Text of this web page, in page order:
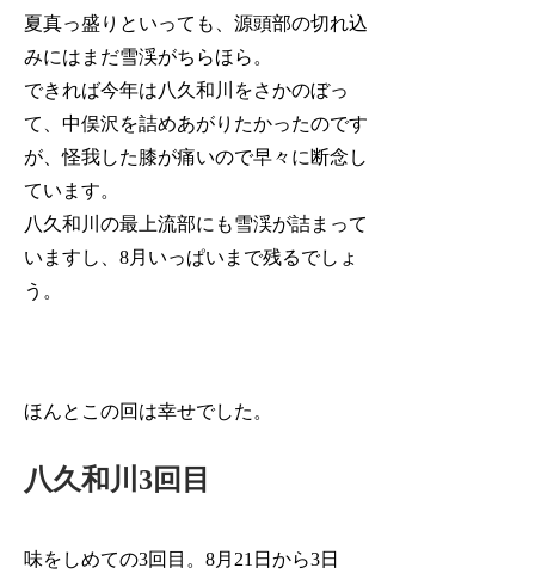
夏真っ盛りといっても、源頭部の切れ込
みにはまだ雪渓がちらほら。
できれば今年は八久和川をさかのぼっ
て、中俣沢を詰めあがりたかったのです
が、怪我した膝が痛いので早々に断念し
ています。
八久和川の最上流部にも雪渓が詰まって
いますし、8月いっぱいまで残るでしょ
う。
ほんとこの回は幸せでした。
八久和川3回目
味をしめての3回目。8月21日から3日